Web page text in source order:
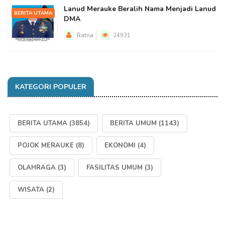
BERITA UTAMA
Lanud Merauke Beralih Nama Menjadi Lanud
DMA
Ratna 24931
KATEGORI POPULER
BERITA UTAMA (3854) BERITA UMUM (1143)
POJOK MERAUKE (8) EKONOMI (4)
OLAHRAGA (3) FASILITAS UMUM (3)
WISATA (2)